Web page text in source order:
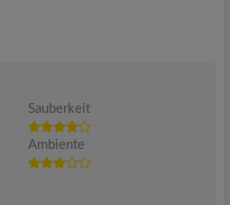
Sauberkeit
Ambiente